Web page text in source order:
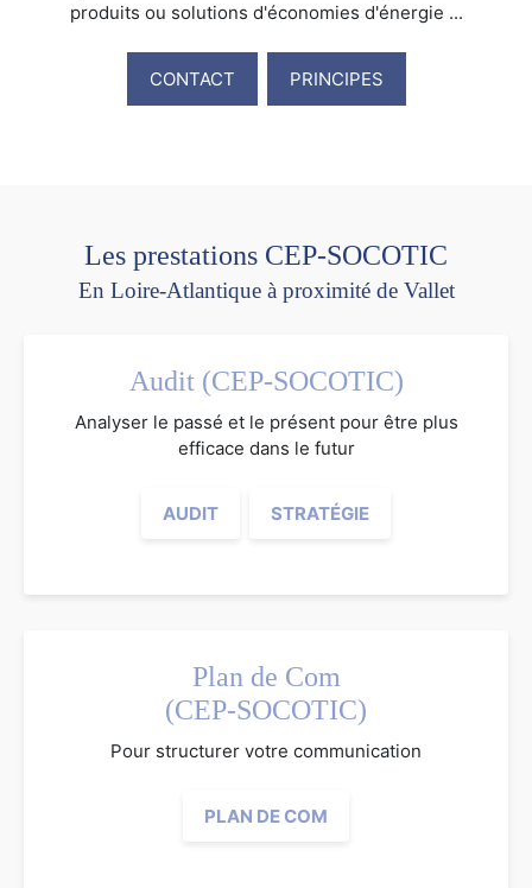
produits ou solutions d'économies d'énergie ...
CONTACT PRINCIPES
Les prestations CEP-SOCOTIC
En Loire-Atlantique à proximité de Vallet
Audit (CEP-SOCOTIC)
Analyser le passé et le présent pour être plus
efficace dans le futur
AUDIT STRATÉGIE
Plan de Com
(CEP-SOCOTIC)
Pour structurer votre communication
PLAN DE COM